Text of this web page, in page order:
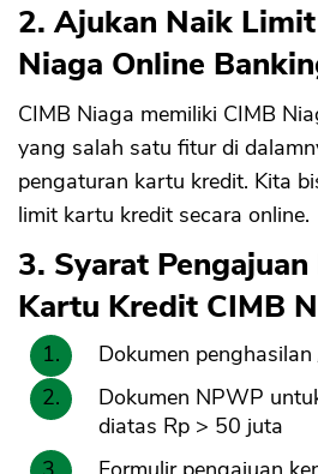
2. Ajukan Naik
Niaga Online
CIMB Niaga memiliki CIMB
yang salah satu fitur di
pengaturan kartu kredit. Kita
limit kartu kredit secara online.
3. Syarat
Kartu Kredit CIMB
Dokumen
Dokumen NPWP
diatas Rp > 50 juta